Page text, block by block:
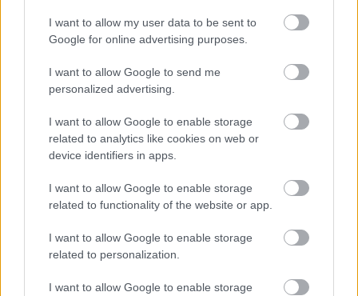
I want to allow my user data to be sent to
Google for online advertising purposes.
I want to allow Google to send me
personalized advertising.
I want to allow Google to enable storage
related to analytics like cookies on web or
device identifiers in apps.
I want to allow Google to enable storage
related to functionality of the website or app.
I want to allow Google to enable storage
related to personalization.
I want to allow Google to enable storage
BÉT - a Richter lett a hét győztese
HÍREK 25 perce
Heti 500 repülőjárat, ellenőrzések ezrei -
veszélyes precedenssé válhat az olasz-
spanyol konfliktus
HÍREK egy órája